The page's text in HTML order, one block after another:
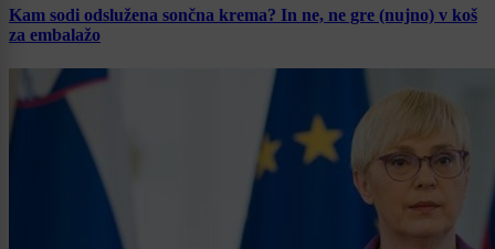
Kam sodi odslužena sončna krema? In ne, ne gre (nujno) v koš
za embalažo